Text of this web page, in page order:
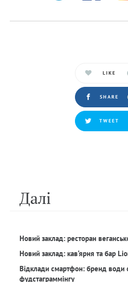
LIKE
SHARE
TWEET
Далi
Новий заклад: ресторан
Новий заклад: кав‘ярня та бар
Відклади смартфон: бренд води
фудстаграммінгу